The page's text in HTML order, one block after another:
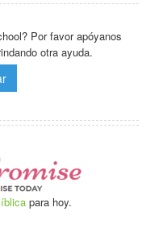
Por favor apóyanos
otra ayuda.
para hoy.